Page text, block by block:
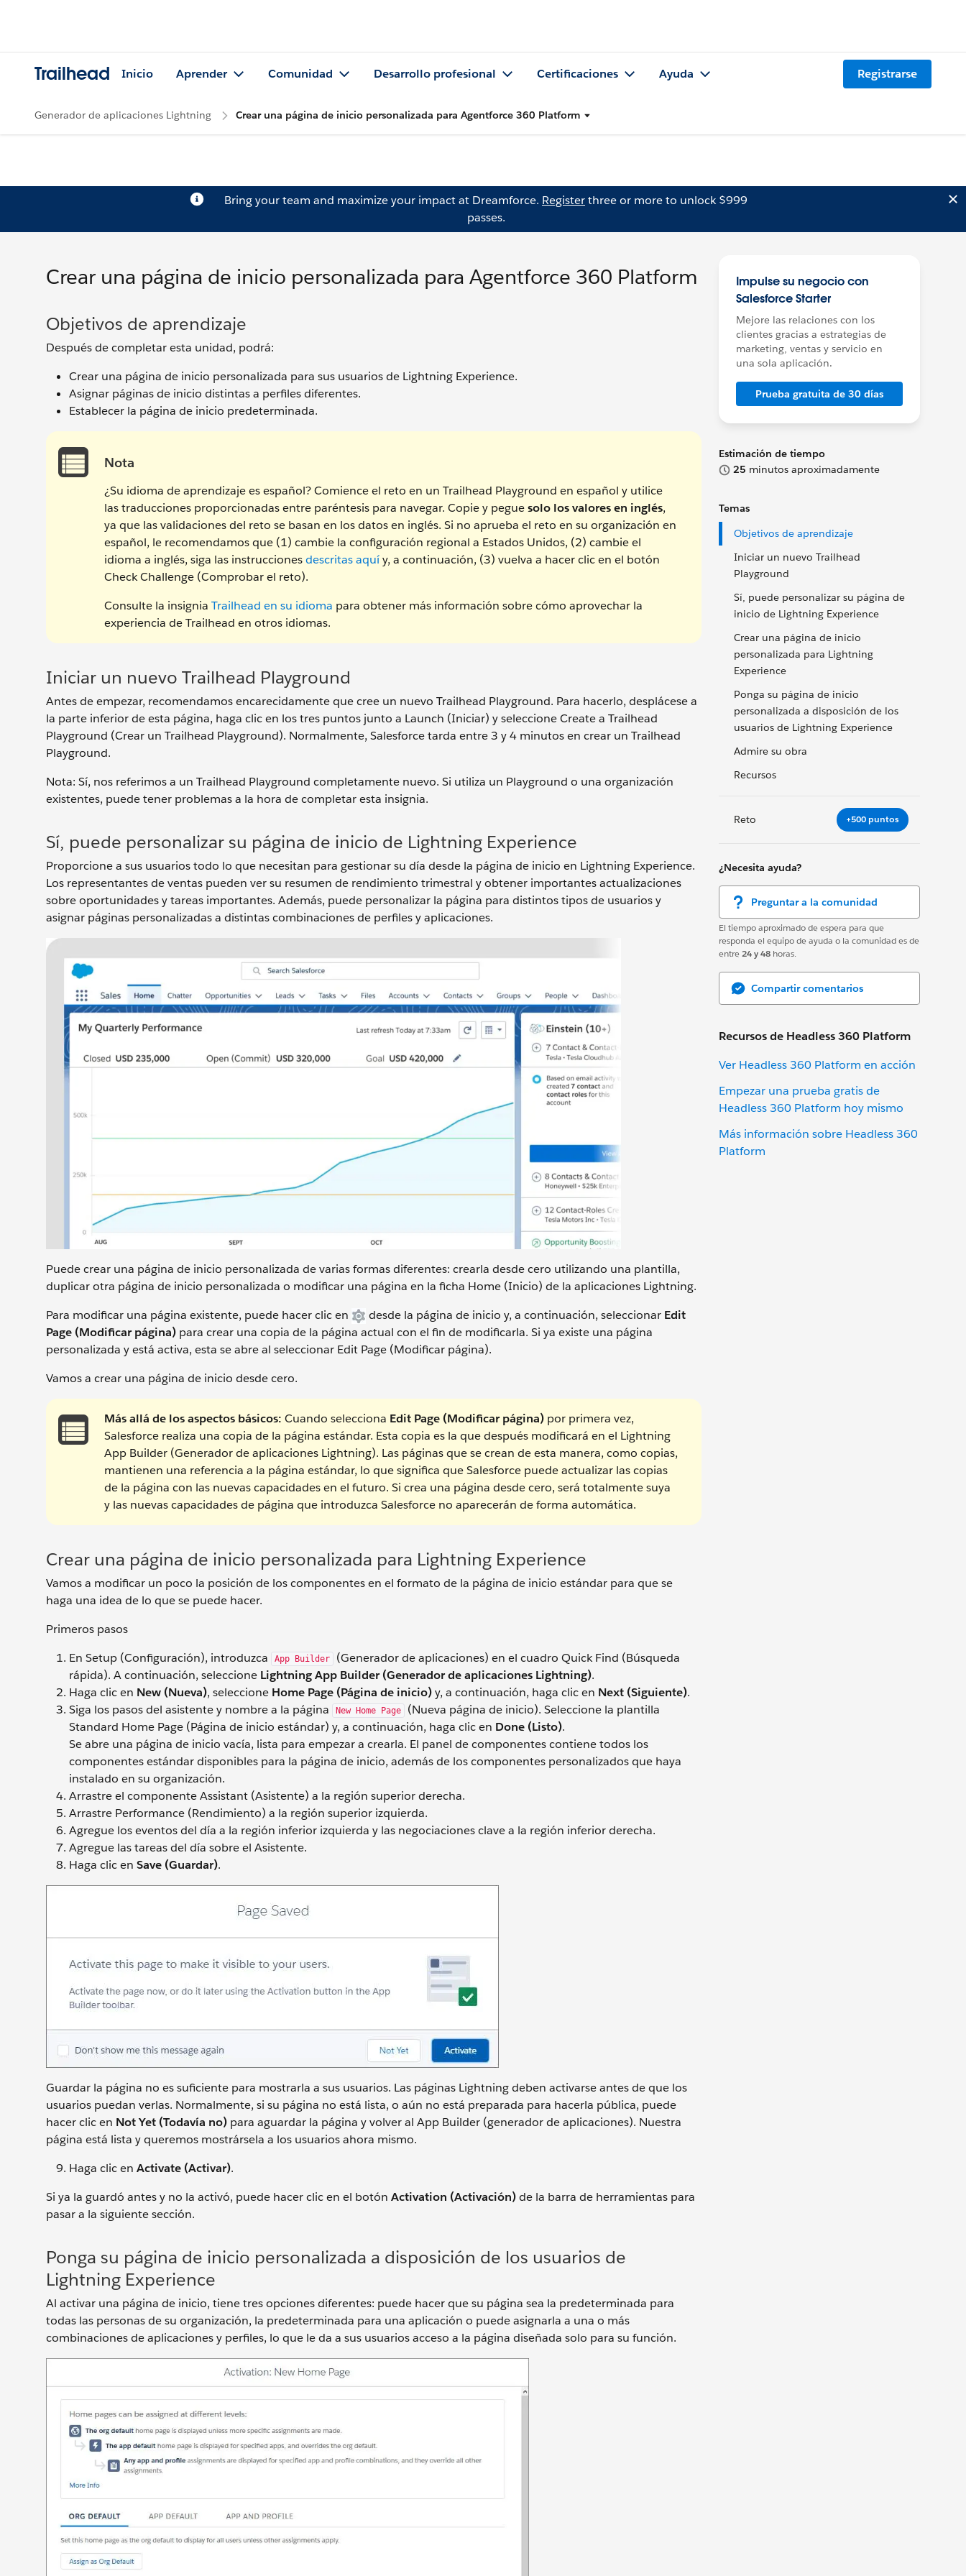
Trailhead Inicio Aprender Comunidad Desarrollo profesional Certificaciones Ayuda Registrarse
Generador de aplicaciones Lightning Crear una página de inicio personalizada para Agentforce 360 Platform
Bring your team and maximize your impact at Dreamforce. Registerthree or more to unlock $999
passes.
Impulse su negocio con
Salesforce Starter
Mejore las relaciones con los
clientes gracias a estrategias de
marketing, ventas y servicio en
una sola aplicación.
Prueba gratuita de 30 días
Estimación de tiempo
25 minutos aproximadamente
Temas
Objetivos de aprendizaje
Iniciar un nuevo Trailhead
Playground
Sí, puede personalizar su página de
inicio de Lightning Experience
Crear una página de inicio
personalizada para Lightning
Experience
Ponga su página de inicio
personalizada a disposición de los
usuarios de Lightning Experience
Admire su obra
Recursos
Reto +500 puntos
¿Necesita ayuda?
Preguntar a la comunidad
El tiempo aproximado de espera para que
responda el equipo de ayuda o la comunidad es de
entre 24 y 48 horas.
Compartir comentarios
Recursos de Headless 360 Platform
Ver Headless 360 Platform en acción
Empezar una prueba gratis de
Headless 360 Platform hoy mismo
Más información sobre Headless 360
Platform
Crear una página de inicio personalizada para Agentforce 360 Platform
Objetivos de aprendizaje
Después de completar esta unidad, podrá:
Crear una página de inicio personalizada para sus usuarios de Lightning Experience.
Asignar páginas de inicio distintas a perfiles diferentes.
Establecer la página de inicio predeterminada.
Nota
¿Su idioma de aprendizaje es español? Comience el reto en un Trailhead Playground en español y utilice
las traducciones proporcionadas entre paréntesis para navegar. Copie y peguesolo los valores en inglés,
ya que las validaciones del reto se basan en los datos en inglés. Si no aprueba el reto en su organización en
español, le recomendamos que (1) cambie la configuración regional a Estados Unidos, (2) cambie el
idioma a inglés, siga las instruccionesdescritas aquíy, a continuación, (3) vuelva a hacer clic en el botón
Check Challenge (Comprobar el reto).
Consulte la insignia Trailhead en su idioma para obtener más información sobre cómo aprovechar la
experiencia de Trailhead en otros idiomas.
Iniciar un nuevo Trailhead Playground
Antes de empezar, recomendamos encarecidamente que cree un nuevo Trailhead Playground. Para hacerlo, desplácese a
la parte inferior de esta página, haga clic en los tres puntos junto a Launch (Iniciar) y seleccione Create a Trailhead
Playground (Crear un Trailhead Playground). Normalmente, Salesforce tarda entre 3 y 4 minutos en crear un Trailhead
Playground.
Nota: Sí, nos referimos a un Trailhead Playground completamente nuevo. Si utiliza un Playground o una organización
existentes, puede tener problemas a la hora de completar esta insignia.
Sí, puede personalizar su página de inicio de Lightning Experience
Proporcione a sus usuarios todo lo que necesitan para gestionar su día desde la página de inicio en Lightning Experience.
Los representantes de ventas pueden ver su resumen de rendimiento trimestral y obtener importantes actualizaciones
sobre oportunidades y tareas importantes. Además, puede personalizar la página para distintos tipos de usuarios y
asignar páginas personalizadas a distintas combinaciones de perfiles y aplicaciones.
Puede crear una página de inicio personalizada de varias formas diferentes: crearla desde cero utilizando una plantilla,
duplicar otra página de inicio personalizada o modificar una página en la ficha Home (Inicio) de la aplicaciones Lightning.
Para modificar una página existente, puede hacer clic en
desde la página de inicio y, a continuación, seleccionar Edit
Page (Modificar página) para crear una copia de la página actual con el fin de modificarla. Si ya existe una página
personalizada y está activa, esta se abre al seleccionar Edit Page (Modificar página).
Vamos a crear una página de inicio desde cero.
Más allá de los aspectos básicos: Cuando selecciona Edit Page (Modificar página) por primera vez,
Salesforce realiza una copia de la página estándar. Esta copia es la que después modificará en el Lightning
App Builder (Generador de aplicaciones Lightning). Las páginas que se crean de esta manera, como copias,
mantienen una referencia a la página estándar, lo que significa que Salesforce puede actualizar las copias
de la página con las nuevas capacidades en el futuro. Si crea una página desde cero, será totalmente suya
y las nuevas capacidades de página que introduzca Salesforce no aparecerán de forma automática.
Crear una página de inicio personalizada para Lightning Experience
Vamos a modificar un poco la posición de los componentes en el formato de la página de inicio estándar para que se
haga una idea de lo que se puede hacer.
Primeros pasos
En Setup (Configuración), introduzca
App Builder
(Generador de aplicaciones) en el cuadro Quick Find (Búsqueda
rápida). A continuación, seleccione Lightning App Builder (Generador de aplicaciones Lightning).
Haga clic en New (Nueva), seleccione Home Page (Página de inicio)y, a continuación, haga clic en Next (Siguiente).
Siga los pasos del asistente y nombre a la página
New Home Page
(Nueva página de inicio). Seleccione la plantilla
Standard Home Page (Página de inicio estándar) y, a continuación, haga clic en Done (Listo).
Se abre una página de inicio vacía, lista para empezar a crearla. El panel de componentes contiene todos los
componentes estándar disponibles para la página de inicio, además de los componentes personalizados que haya
instalado en su organización.
Arrastre el componente Assistant (Asistente) a la región superior derecha.
Arrastre Performance (Rendimiento) a la región superior izquierda.
Agregue los eventos del día a la región inferior izquierda y las negociaciones clave a la región inferior derecha.
Agregue las tareas del día sobre el Asistente.
Haga clic en Save (Guardar).
Guardar la página no es suficiente para mostrarla a sus usuarios. Las páginas Lightning deben activarse antes de que los
usuarios puedan verlas. Normalmente, si su página no está lista, o aún no está preparada para hacerla pública, puede
hacer clic en Not Yet (Todavía no) para aguardar la página y volver al App Builder (generador de aplicaciones). Nuestra
página está lista y queremos mostrársela a los usuarios ahora mismo.
Haga clic en Activate (Activar).
Si ya la guardó antes y no la activó, puede hacer clic en el botón Activation (Activación)de la barra de herramientas para
pasar a la siguiente sección.
Ponga su página de inicio personalizada a disposición de los usuarios de
Lightning Experience
Al activar una página de inicio, tiene tres opciones diferentes: puede hacer que su página sea la predeterminada para
todas las personas de su organización, la predeterminada para una aplicación o puede asignarla a una o más
combinaciones de aplicaciones y perfiles, lo que le da a sus usuarios acceso a la página diseñada solo para su función.